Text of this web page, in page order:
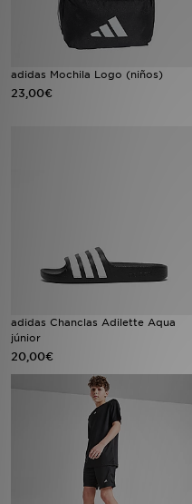
adidas Mochila Logo (niños)
23,00€
adidas Chanclas Adilette Aqua
júnior
20,00€
Ofertas
TARJETA REGALO